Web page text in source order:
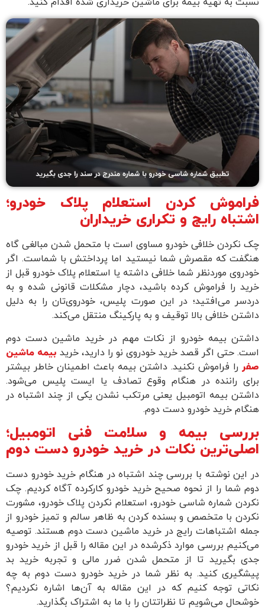
کردن استعلام پلاک خودرو؛
رایج و تکراری خریداران
نکردن خلافی خودرو مساوی است با متحمل شدن مبالغی گاه
که مقصرش شما نیستید اما پرداختش با شماست. اگر
مورد‌نظر شما خلافی داشته یا استعلام پلاک خودرو قبل از
را فراموش کرده باشید، دچار مشکلات قانونی شده و به
می‌افتید؛ در این صورت پلیس، خودروی‌تان را به دلیل
خلافی بالا توقیف و به پارکینگ منتقل می‌کند.
بیمه خودرو از نکات مهم در خرید ماشین دست دوم
حتی اگر قصد خرید خودروی نو را دارید، خریدبیمه ماشین
را فراموش نکنید. داشتن بیمه باعث اطمینان خاطر بیشتر
راننده در هنگام وقوع تصادف یا ایست پلیس می‌شود.
بیمه اتومبیل یعنی مرتکب نشدن یکی از چند اشتباه در
خرید خودرو دست دوم.
بیمه و سلامت فنی اتومبیل؛
نکات در خرید خودرو دست دوم
این نوشته با بررسی چند اشتباه در هنگام خرید خودرو دست
شما را از نحوه صحیح خرید خودرو کارکرده آگاه کردیم. چک
شماره شاسی خودرو، استعلام نکردن پلاک خودرو، مشورت
با متخصص و بسنده کردن به ظاهر سالم و تمیز خودرو از
اشتباهات رایج در خرید ماشین دست دوم هستند. توصیه
بررسی موارد ذکر‌شده در این مقاله را قبل از خرید خودرو
بگیرید تا از متحمل شدن ضرر مالی و تجربه خرید بد
کنید. به نظر شما در خرید خودرو دست دوم به چه
توجه کنیم که در این مقاله به آن‌ها اشاره نکردیم؟
می‌شویم تا نظراتتان را با ما به اشتراک بگذارید.